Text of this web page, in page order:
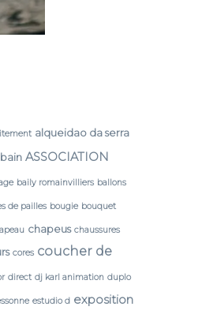
alqueidao da serra
ASSOCIATION
baily romainvilliers ballons
de pailles bougie bouquet
chapeus chaussures
cores coucher de
direct dj karl animation duplo
estudio d exposition